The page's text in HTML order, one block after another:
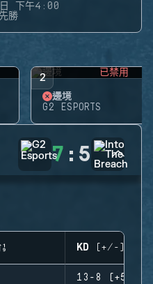
下午4:00
勝
2 已禁用
邊境
G2 ESPORTS
7 : 5
KD (+/-)
13-8 (+5)